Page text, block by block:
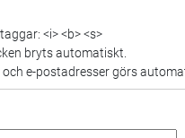
<i> <b> <s>
bryts automatiskt.
e-postadresser görs